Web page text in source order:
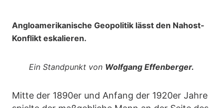
Angloamerikanische Geopolitik lässt den Nahost-
Konflikt eskalieren.
Ein Standpunkt von Wolfgang Effenberger.
Mitte der 1890er und Anfang der 1920er Jahre